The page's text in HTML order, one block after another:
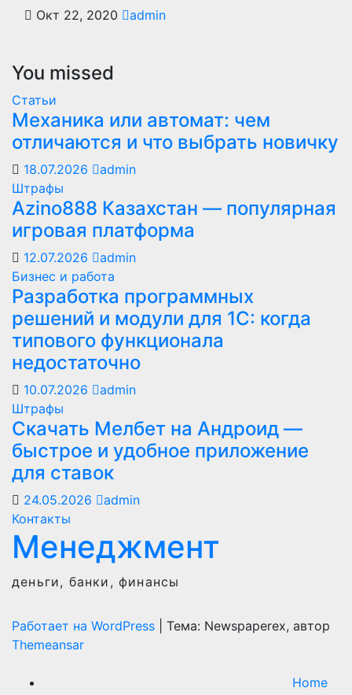
Окт 22, 2020 admin
You missed
Статьи
Механика или автомат: чем
отличаются и что выбрать новичку
18.07.2026
admin
Штрафы
Azino888 Казахстан — популярная
игровая платформа
12.07.2026
admin
Бизнес и работа
Разработка программных
решений и модули для 1С: когда
типового функционала
недостаточно
10.07.2026
admin
Штрафы
Скачать Мелбет на Андроид —
быстрое и удобное приложение
для ставок
24.05.2026
admin
Контакты
Менеджмент
деньги, банки, финансы
Работает на WordPress
Тема: Newspaperex, автор
Themeansar
Home